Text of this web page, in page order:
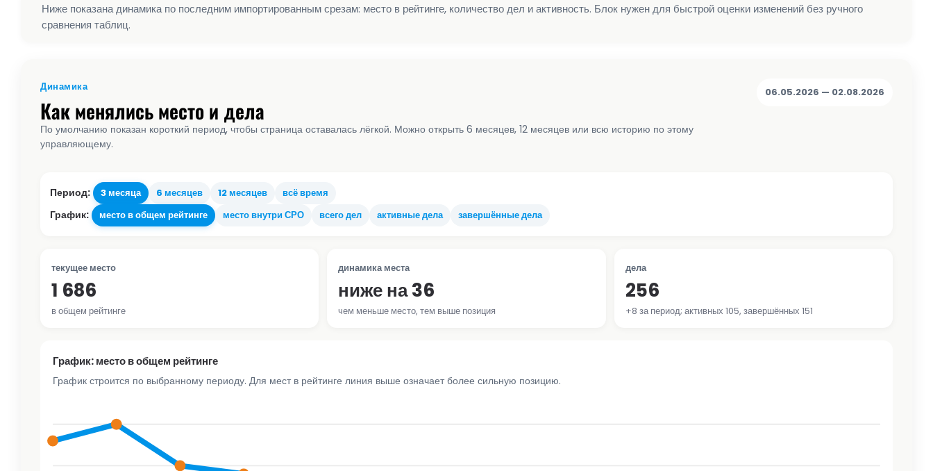
Ниже показана динамика по последним импортированным срезам: место в рейтинге, количество дел и активность. Блок нужен для быстрой оценки изменений без ручного
сравнения таблиц.
Динамика
Как менялись место и дела
По умолчанию показан короткий период, чтобы страница оставалась лёгкой. Можно открыть 6 месяцев, 12 месяцев или всю историю по этому
управляющему.
06.05.2026 — 02.08.2026
Период: 3 месяца 6 месяцев 12 месяцев всё время
График: место в общем рейтинге место внутри СРО всего дел активные дела завершённые дела
текущее место
1 686
в общем рейтинге
динамика места
ниже на 36
чем меньше место, тем выше позиция
дела
256
+8 за период; активных 105, завершённых 151
График: место в общем рейтинге
График строится по выбранному периоду. Для мест в рейтинге линия выше означает более сильную позицию.